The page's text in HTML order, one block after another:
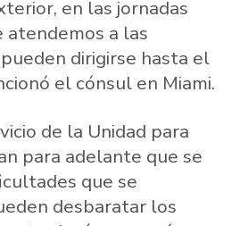
en las jornadas
atendemos a las
dirigirse hasta el
el cónsul en Miami.
de la Unidad para
para adelante que se
que se
desbaratar los